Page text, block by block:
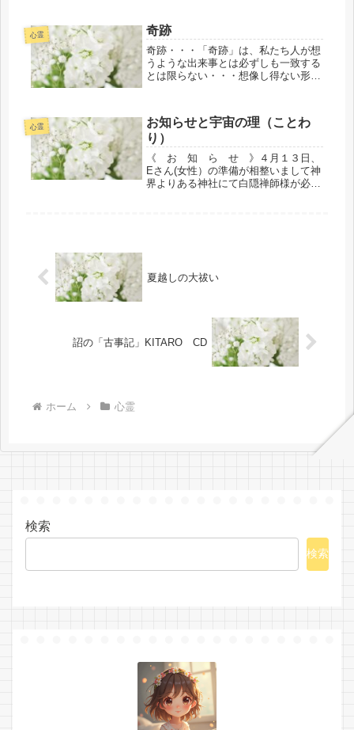
す・・・が・・・そのほうが何かと好
都合なので（リスク回避のためにも）
そのま...
心霊 奇跡
奇跡・・・「奇跡」は、私たち人が想
うような出来事とは必ずしも一致する
とは限らない・・・想像し得ない形で
だけであって「奇跡」は日常茶飯事的
に何事もないように自然と一体化され
数...
心霊
お知らせと宇宙の理（ことわ
り）
《 お 知 ら せ 》４月１３日、
Eさん(女性）の準備が相整いまして神
界よりある神社にて白隠禅師様が必要
夏越しの大祓い
詔の「古事記」KITARO CD
ホーム 心霊
検索
検索